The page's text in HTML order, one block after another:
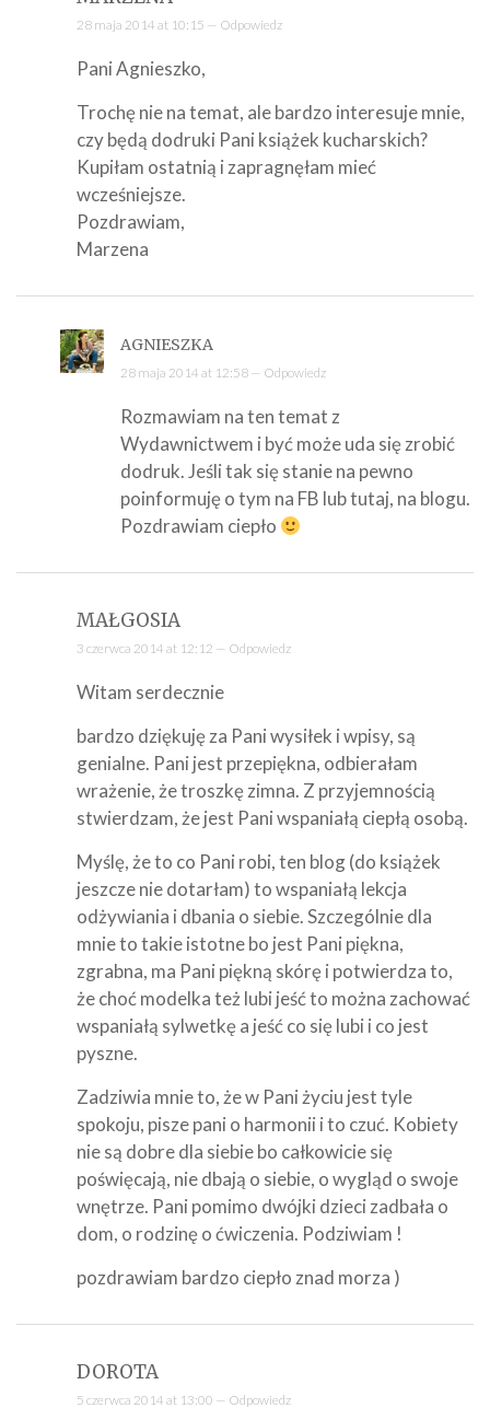
28 maja 2014 at 10:15 — Odpowiedz
Pani Agnieszko,
Trochę nie na temat, ale bardzo interesuje mnie,
czy będą dodruki Pani książek kucharskich?
Kupiłam ostatnią i zapragnęłam mieć
wcześniejsze.
Pozdrawiam,
Marzena
AGNIESZKA
28 maja 2014 at 12:58 — Odpowiedz
Rozmawiam na ten temat z
Wydawnictwem i być może uda się zrobić
dodruk. Jeśli tak się stanie na pewno
poinformuję o tym na FB lub tutaj, na blogu.
Pozdrawiam ciepło
MAŁGOSIA
3 czerwca 2014 at 12:12 — Odpowiedz
Witam serdecznie
bardzo dziękuję za Pani wysiłek i wpisy, są
genialne. Pani jest przepiękna, odbierałam
wrażenie, że troszkę zimna. Z przyjemnością
stwierdzam, że jest Pani wspaniałą ciepłą osobą.
Myślę, że to co Pani robi, ten blog (do książek
jeszcze nie dotarłam) to wspaniałą lekcja
odżywiania i dbania o siebie. Szczególnie dla
mnie to takie istotne bo jest Pani piękna,
zgrabna, ma Pani piękną skórę i potwierdza to,
że choć modelka też lubi jeść to można zachować
wspaniałą sylwetkę a jeść co się lubi i co jest
pyszne.
Zadziwia mnie to, że w Pani życiu jest tyle
spokoju, pisze pani o harmonii i to czuć. Kobiety
nie są dobre dla siebie bo całkowicie się
poświęcają, nie dbają o siebie, o wygląd o swoje
wnętrze. Pani pomimo dwójki dzieci zadbała o
dom, o rodzinę o ćwiczenia. Podziwiam !
pozdrawiam bardzo ciepło znad morza )
DOROTA
5 czerwca 2014 at 13:00 — Odpowiedz